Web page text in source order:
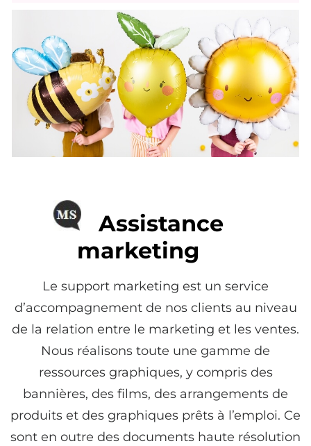
Assistance
marketing
Le support marketing est un service
d’accompagnement de nos clients au niveau
de la relation entre le marketing et les ventes.
Nous réalisons toute une gamme de
ressources graphiques, y compris des
bannières, des films, des arrangements de
produits et des graphiques prêts à l’emploi. Ce
sont en outre des documents haute résolution